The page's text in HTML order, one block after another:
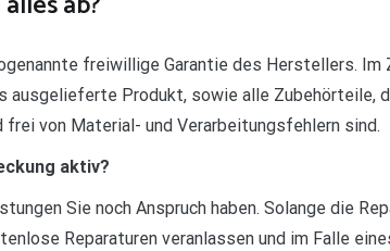
freiwillige Garantie des Herstellers. Im
ausgelieferte Produkt, sowie alle Zubehörteile,
von Material- und Verarbeitungsfehlern sind.
aktiv?
Sie noch Anspruch haben. Solange die
Reparaturen veranlassen und im Falle